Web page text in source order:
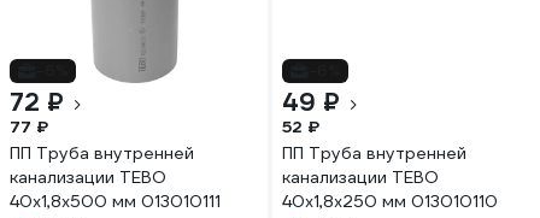
72 ₽
77 ₽
ПП Труба внутренней
канализации TEBO
40x1,8x500 мм 013010111
49 ₽
52 ₽
ПП Труба внутренней
канализации TEBO
40x1,8x250 мм 013010110